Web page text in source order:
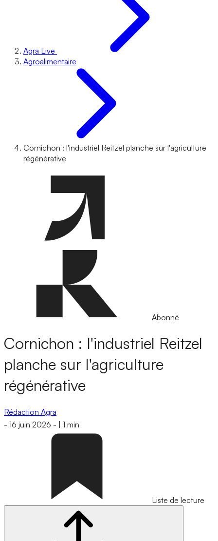
Agra Live
Agroalimentaire
Cornichon : l'industriel Reitzel planche sur l'agriculture
régénérative
Abonné
Cornichon : l'industriel Reitzel
planche sur l'agriculture
régénérative
Rédaction Agra
- 16 juin 2026 - 1 min
Liste de lecture